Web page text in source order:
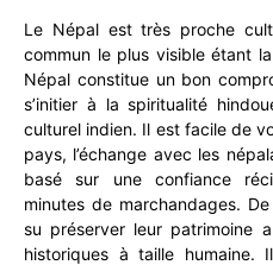
Le Népal est très proche
commun le plus visible étant
Népal constitue un bon
s’initier à la spiritualité
culturel indien. Il est facile de
pays, l’échange avec les
basé sur une confiance
minutes de marchandages.
su préserver leur patrimoine
historiques à taille